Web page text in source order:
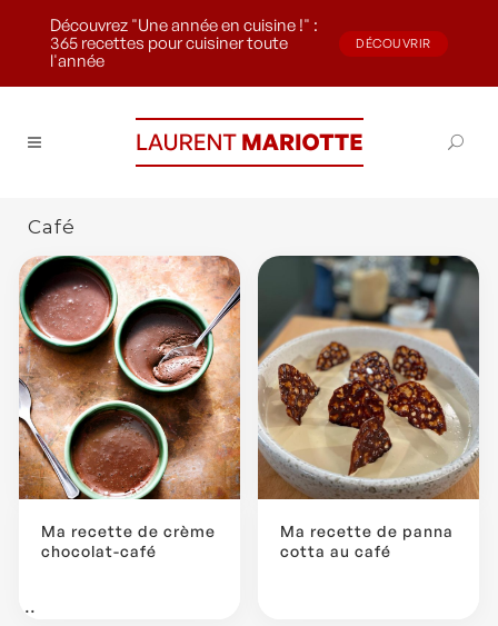
Découvrez "Une année en cuisine !" :
365 recettes pour cuisiner toute
l'année
DÉCOUVRIR
Café
Ma recette de crème
chocolat-café
...
Ma recette de panna
cotta au café